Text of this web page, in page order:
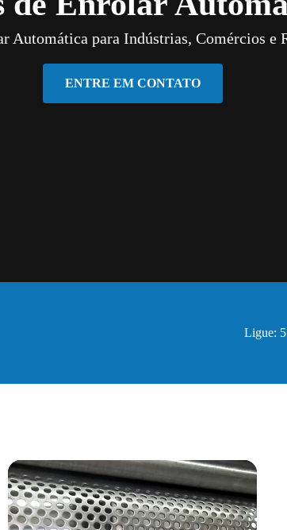
Automática para Indústrias, Comércios e
ENTRE EM CONTATO
Ligue: